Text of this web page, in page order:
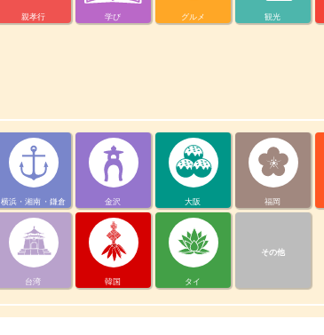
親孝行 学び グルメ 観光
横浜・湘南・鎌倉 金沢 大阪 福岡
台湾 韓国 タイ
その他